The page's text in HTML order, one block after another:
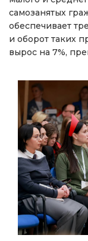
самозанятых
обеспечивает
и оборот таких
вырос на 7%,